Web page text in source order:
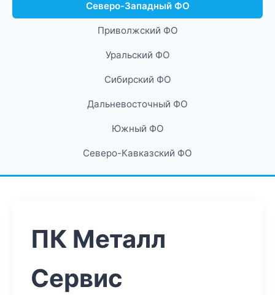
Северо-Западный ФО
Приволжский ФО
Уральский ФО
Сибирский ФО
Дальневосточный ФО
Южный ФО
Северо-Кавказский ФО
ПК Металл
Сервис